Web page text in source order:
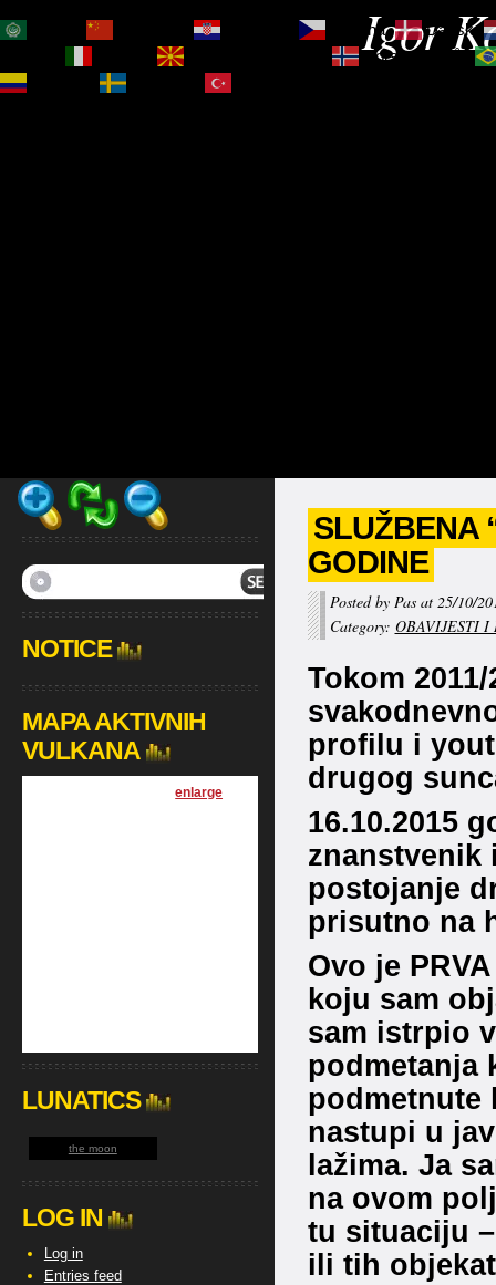
Igor
SLUŽBENA
GODINE
Posted by Pas at 25/10/
Category: OBAVIJESTI I
Tokom
profilu i
drugog
16.10.2015
znanstvenik
postojanje
prisutno na
Ovo je
koju sam
sam istrpio
podmetanja
podmetnute
nastupi u
lažima. Ja
na ovom
tu situaciju
ili tih
NOTICE
MAPA AKTIVNIH
VULKANA
[enlarge
LUNATICS
the moon
LOG IN
Log in
Entries feed
Čeština‎
Dansk
Norsk bokmål